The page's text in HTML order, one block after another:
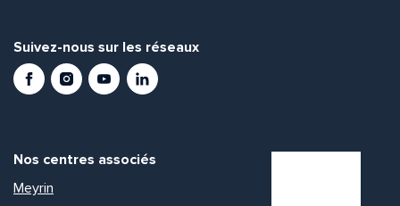
Suivez-nous sur les réseaux
FacebookInstagramYoutubeLinkedIn
Nos centres associés
Meyrin